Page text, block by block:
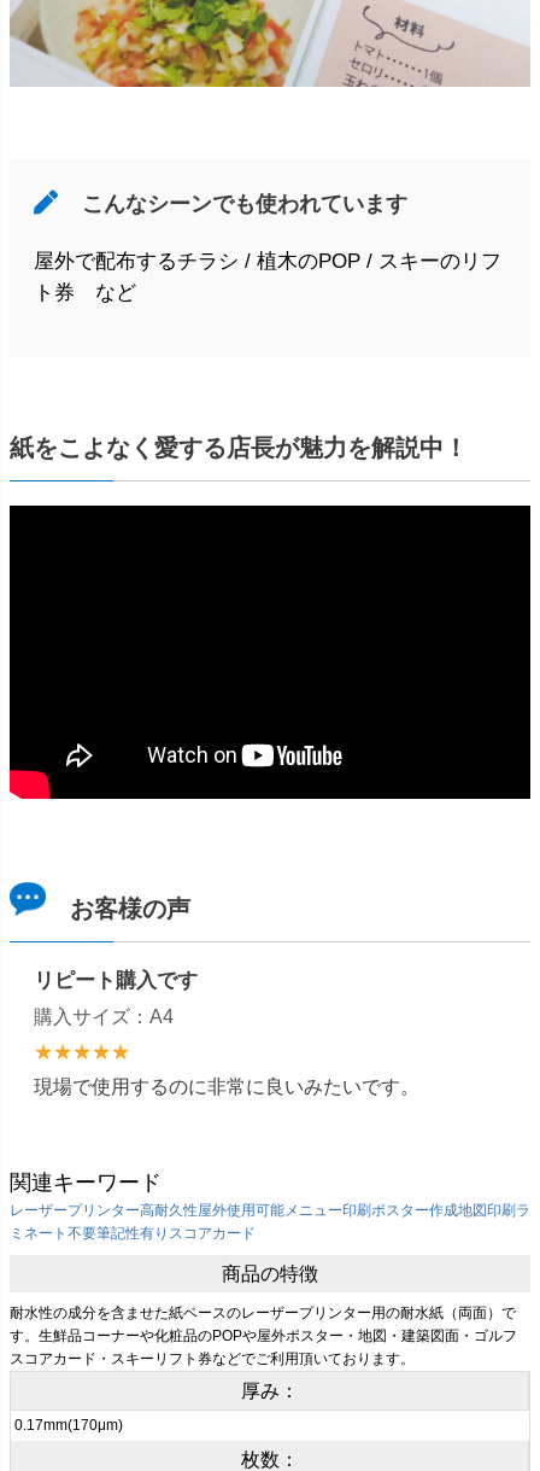
こんなシーンでも使われています
屋外で配布するチラシ / 植木のPOP / スキーのリフ
ト券 など
紙をこよなく愛する店長が魅力を解説中！
お客様の声
リピート購入です
購入サイズ：A4
★★★★★
現場で使用するのに非常に良いみたいです。
関連キーワード
レーザープリンター高耐久性屋外使用可能メニュー印刷ポスター作成地図印刷 ラ
ミネート不要筆記性有り スコアカード
商品の特徴
耐水性の成分を含ませた紙ベースのレーザープリンター用の耐水紙（両面）で
す。生鮮品コーナーや化粧品のPOPや屋外ポスター・地図・建築図面・ゴルフ
スコアカード・スキーリフト券などでご利用頂いております。
厚み：
0.17mm(170μm)
枚数：